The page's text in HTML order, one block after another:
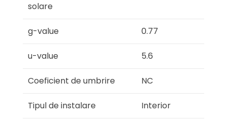
solare
g-value 0.77
u-value 5.6
Coeficient de umbrire NC
Tipul de instalare Interior